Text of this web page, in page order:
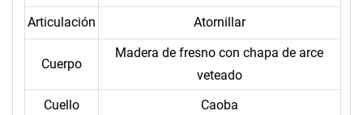
Articulación Atornillar
Cuerpo
Madera de fresno con chapa de arce
veteado
Cuello
Caoba